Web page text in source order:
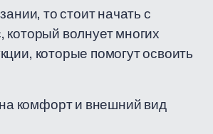
то стоит начать с
который волнует многих
которые помогут освоить
комфорт и внешний вид